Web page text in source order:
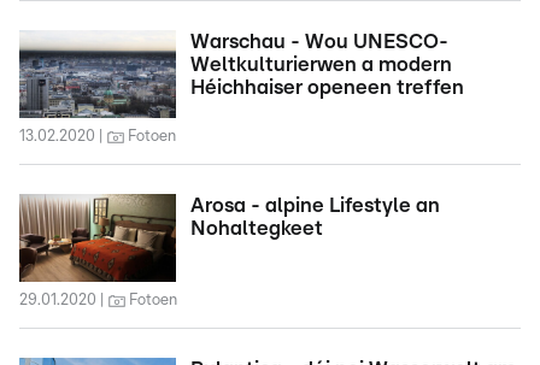
Warschau - Wou UNESCO-
Weltkulturierwen a modern
Héichhaiser openeen treffen
13.02.2020 Fotoen
Arosa - alpine Lifestyle an
Nohaltegkeet
29.01.2020 Fotoen